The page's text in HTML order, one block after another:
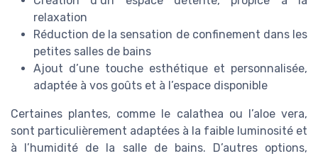
relaxation
Réduction de la sensation de confinement dans les
petites salles de bains
Ajout d’une touche esthétique et personnalisée,
adaptée à vos goûts et à l’espace disponible
Certaines plantes, comme le calathea ou l’aloe vera,
sont particulièrement adaptées à la faible luminosité et
à l’humidité de la salle de bains. D’autres options,